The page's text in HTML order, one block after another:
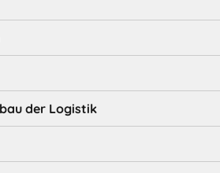
der Logistik